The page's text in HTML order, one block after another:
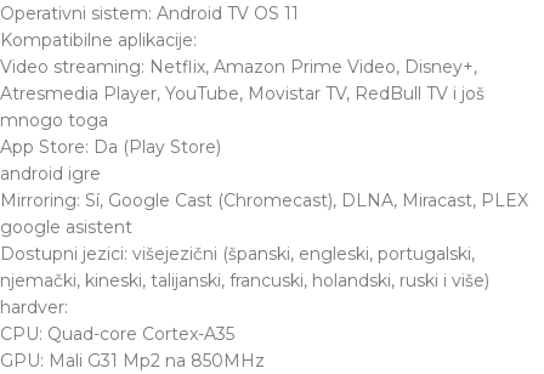
Operativni sistem: Android TV OS 11
Kompatibilne aplikacije:
Video streaming: Netflix, Amazon Prime Video, Disney+,
Atresmedia Player, YouTube, Movistar TV, RedBull TV i još
mnogo toga
App Store: Da (Play Store)
android igre
Mirroring: Sí, Google Cast (Chromecast), DLNA, Miracast, PLEX
google asistent
Dostupni jezici: višejezični (španski, engleski, portugalski,
njemački, kineski, talijanski, francuski, holandski, ruski i više)
hardver:
CPU: Quad-core Cortex-A35
GPU: Mali G31 Mp2 na 850MHz